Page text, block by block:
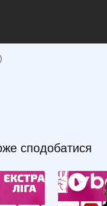
сподобатися